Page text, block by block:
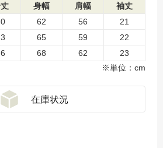
身幅 肩幅
袖丈
62 56
21
65 59
22
68 62
23
※単位：cm